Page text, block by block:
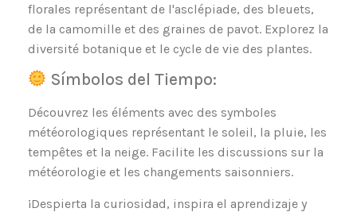
florales représentant de l'asclépiade, des bleuets,
de la camomille et des graines de pavot. Explorez la
diversité botanique et le cycle de vie des plantes.
Símbolos del Tiempo:
Découvrez les éléments avec des symboles
météorologiques représentant le soleil, la pluie, les
tempêtes et la neige. Facilite les discussions sur la
météorologie et les changements saisonniers.
¡Despierta la curiosidad, inspira el aprendizaje y